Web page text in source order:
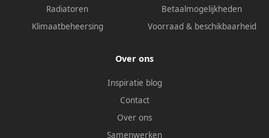
Radiatoren
Klimaatbeheersing
Betaalmogelijkheden
Voorraad & beschikbaarheid
Over ons
Inspiratie blog
Contact
Over ons
Samenwerken